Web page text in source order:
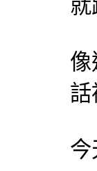
就
像
話
今